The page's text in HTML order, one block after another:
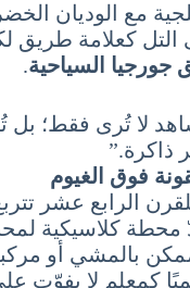
مع الوديان
التل كعلامة طريق
جورجيا السياحية.
لا تُرى فقط؛
ذاكرة.”
فوق الغيوم
الرابع عشر
محطة كلاسيكية
بالمشي أو
كمعلم لا يفوّت